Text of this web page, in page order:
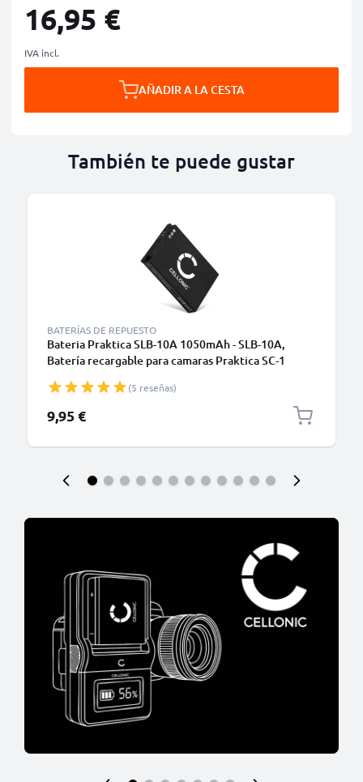
16,95 €
IVA incl.
AÑADIR A LA CESTA
También te puede gustar
BATERÍAS DE REPUESTO
Bateria Praktica SLB-10A 1050mAh - SLB-10A,
Batería recargable para camaras Praktica SC-1
(5 reseñas)
9,95 €